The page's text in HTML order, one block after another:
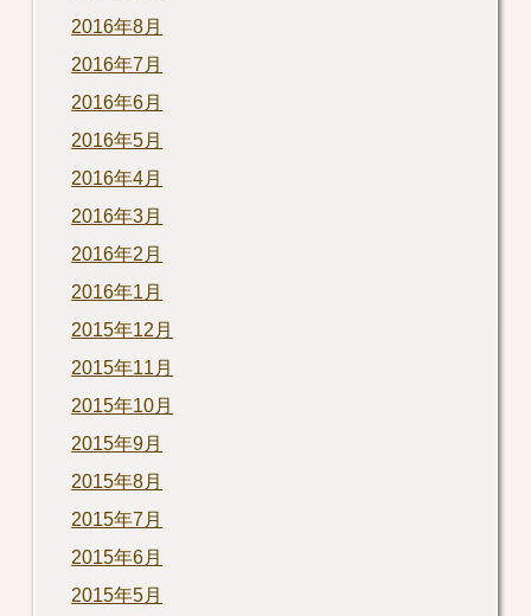
2016年8月
2016年7月
2016年6月
2016年5月
2016年4月
2016年3月
2016年2月
2016年1月
2015年12月
2015年11月
2015年10月
2015年9月
2015年8月
2015年7月
2015年6月
2015年5月